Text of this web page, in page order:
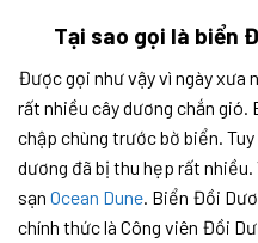
Tại sao gọi là biển
Được gọi như vậy vì ngày xưa
rất nhiều cây dương chắn gió.
chập chùng trước bờ biển.
dương đã bị thu hẹp rất
sạn Ocean Dune . Biển Đồi
chính thức là Công viên Đồi